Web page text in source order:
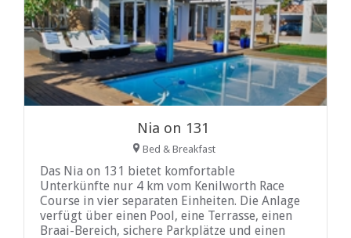
Nia on 131
Bed & Breakfast
Das Nia on 131 bietet komfortable
Unterkünfte nur 4 km vom Kenilworth Race
Course in vier separaten Einheiten. Die Anlage
verfügt über einen Pool, eine Terrasse, einen
Braai-Bereich, sichere Parkplätze und einen